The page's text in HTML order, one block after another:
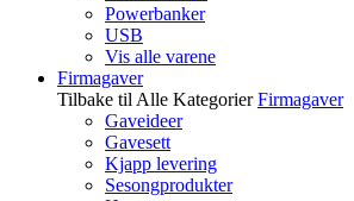
Powerbanker
USB
Vis alle varene
Firmagaver
Tilbake til Alle Kategorier Firmagaver
Gaveideer
Gavesett
Kjapp levering
Sesongprodukter